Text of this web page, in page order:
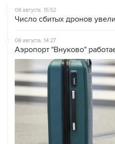
08 августа, 15:52
Число сбитых дронов
08 августа, 14:27
Аэропорт "Внуково"